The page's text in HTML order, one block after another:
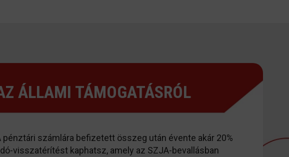
ÁLLAMI TÁMOGATÁSRÓL
pénztári számlára befizetett összeg után évente akár 20%
visszatérítést kaphatsz, amely az SZJA-bevallásban